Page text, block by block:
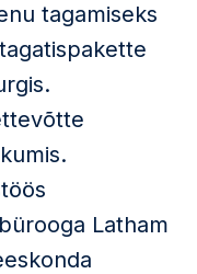
tagamiseks
Latham